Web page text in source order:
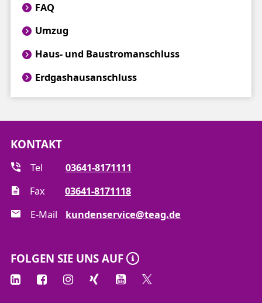
FAQ
Umzug
Haus- und Baustromanschluss
Erdgashausanschluss
KONTAKT
Tel
03641-8171111
Fax
03641-8171118
E-Mail
kundenservice@teag.de
FOLGEN SIE UNS AUF